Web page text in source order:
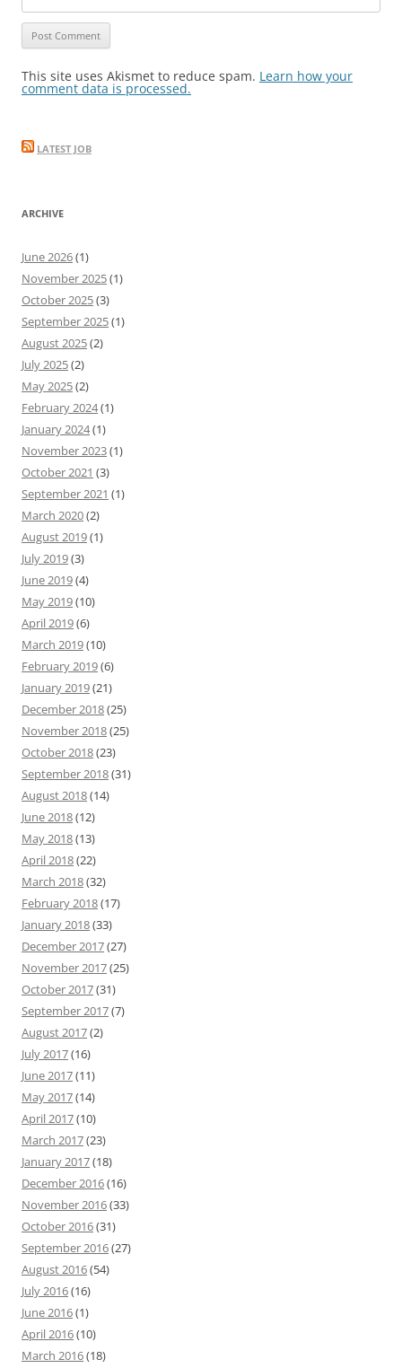
This site uses Akismet to reduce spam. Learn how your
comment data is processed.
LATEST JOB
ARCHIVE
June 2026(1)
November 2025(1)
October 2025(3)
September 2025(1)
August 2025(2)
July 2025(2)
May 2025(2)
February 2024(1)
January 2024(1)
November 2023(1)
October 2021 (3)
September 2021 (1)
March 2020(2)
August 2019(1)
July 2019(3)
June 2019(4)
May 2019(10)
April 2019(6)
March 2019(10)
February 2019(6)
January 2019(21)
December 2018(25)
November 2018(25)
October 2018(23)
September 2018(31)
August 2018(14)
June 2018(12)
May 2018(13)
April 2018(22)
March 2018(32)
February 2018(17)
January 2018(33)
December 2017(27)
November 2017(25)
October 2017(31)
September 2017(7)
August 2017(2)
July 2017(16)
June 2017(11)
May 2017(14)
April 2017(10)
March 2017(23)
January 2017(18)
December 2016(16)
November 2016(33)
October 2016(31)
September 2016(27)
August 2016(54)
July 2016(16)
June 2016(1)
April 2016(10)
March 2016(18)